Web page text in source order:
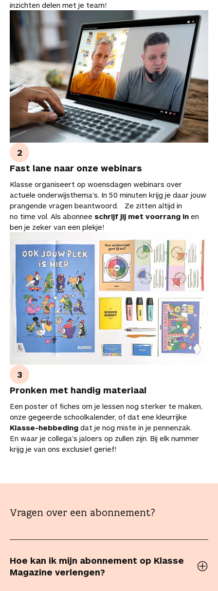
inzichten delen met je team!
Fast lane naar onze webinars
Klasse organiseert op woensdagen webinars over
actuele onderwijsthema’s. In 50 minuten krijg je daar jouw
prangende vragen beantwoord. Ze zitten altijd in
no time vol. Als abonnee schrijf jij met voorrang in en
ben je zeker van een plekje!
Pronken met handig materiaal
Een poster of fiches om je lessen nog sterker te maken,
onze gegeerde schoolkalender, of dat ene kleurrijke
Klasse-hebbeding dat je nog miste in je pennenzak.
En waar je collega’s jaloers op zullen zijn. Bij elk nummer
krijg je van ons exclusief gerief!
Vragen over een abonnement?
Hoe kan ik mijn abonnement op Klasse
Magazine verlengen?